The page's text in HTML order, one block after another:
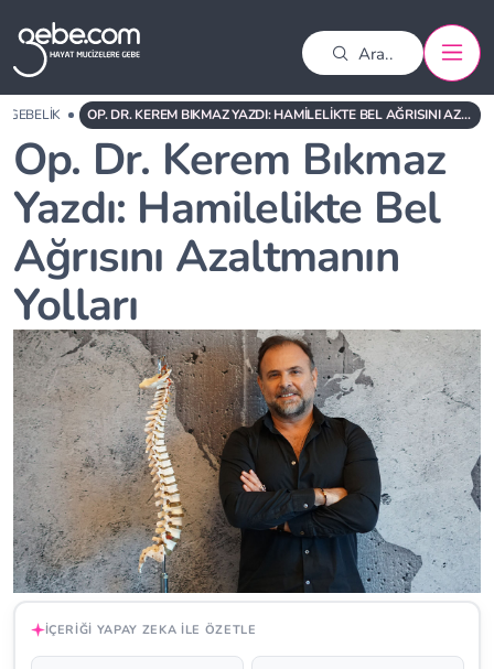
GEBELIK OP. DR. KEREM BIKMAZ YAZDI: HAMILELIKTE BEL AĞRISINI AZALTMANIN YOLLARI
Op. Dr. Kerem Bıkmaz
Yazdı: Hamilelikte Bel
Ağrısını Azaltmanın
Yolları
İÇERIĞI YAPAY ZEKA ILE ÖZETLE